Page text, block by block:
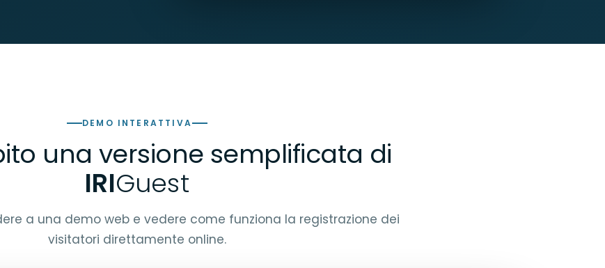
DEMO INTERATTIVA
una versione semplificata di
IRIGuest
a una demo web e vedere come funziona la registrazione dei
visitatori direttamente online.